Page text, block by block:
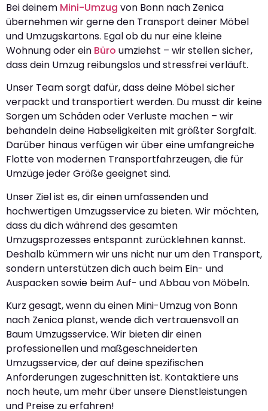
Bei deinem Mini-Umzug von Bonn nach Zenica
übernehmen wir gerne den Transport deiner Möbel
und Umzugskartons. Egal ob du nur eine kleine
Wohnung oder ein Büro umziehst – wir stellen sicher,
dass dein Umzug reibungslos und stressfrei verläuft.
Unser Team sorgt dafür, dass deine Möbel sicher
verpackt und transportiert werden. Du musst dir keine
Sorgen um Schäden oder Verluste machen – wir
behandeln deine Habseligkeiten mit größter Sorgfalt.
Darüber hinaus verfügen wir über eine umfangreiche
Flotte von modernen Transportfahrzeugen, die für
Umzüge jeder Größe geeignet sind.
Unser Ziel ist es, dir einen umfassenden und
hochwertigen Umzugsservice zu bieten. Wir möchten,
dass du dich während des gesamten
Umzugsprozesses entspannt zurücklehnen kannst.
Deshalb kümmern wir uns nicht nur um den Transport,
sondern unterstützen dich auch beim Ein- und
Auspacken sowie beim Auf- und Abbau von Möbeln.
Kurz gesagt, wenn du einen Mini-Umzug von Bonn
nach Zenica planst, wende dich vertrauensvoll an
Baum Umzugsservice. Wir bieten dir einen
professionellen und maßgeschneiderten
Umzugsservice, der auf deine spezifischen
Anforderungen zugeschnitten ist. Kontaktiere uns
noch heute, um mehr über unsere Dienstleistungen
und Preise zu erfahren!